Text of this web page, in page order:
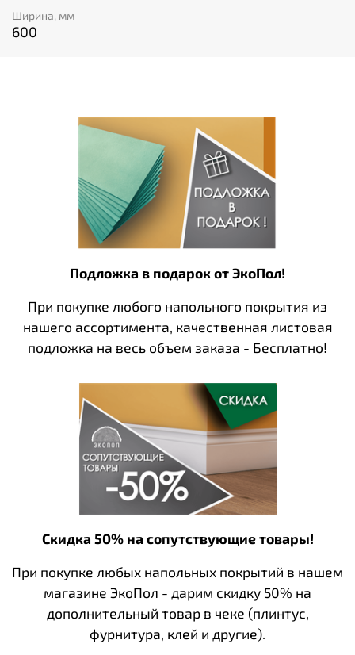
Ширина, мм
600
Подложка в подарок от ЭкоПол!
При покупке любого напольного покрытия из
нашего ассортимента, качественная листовая
подложка на весь объем заказа - Бесплатно!
Скидка 50% на сопутствующие товары!
При покупке любых напольных покрытий в нашем
магазине ЭкоПол - дарим скидку 50% на
дополнительный товар в чеке (плинтус,
фурнитура, клей и другие).